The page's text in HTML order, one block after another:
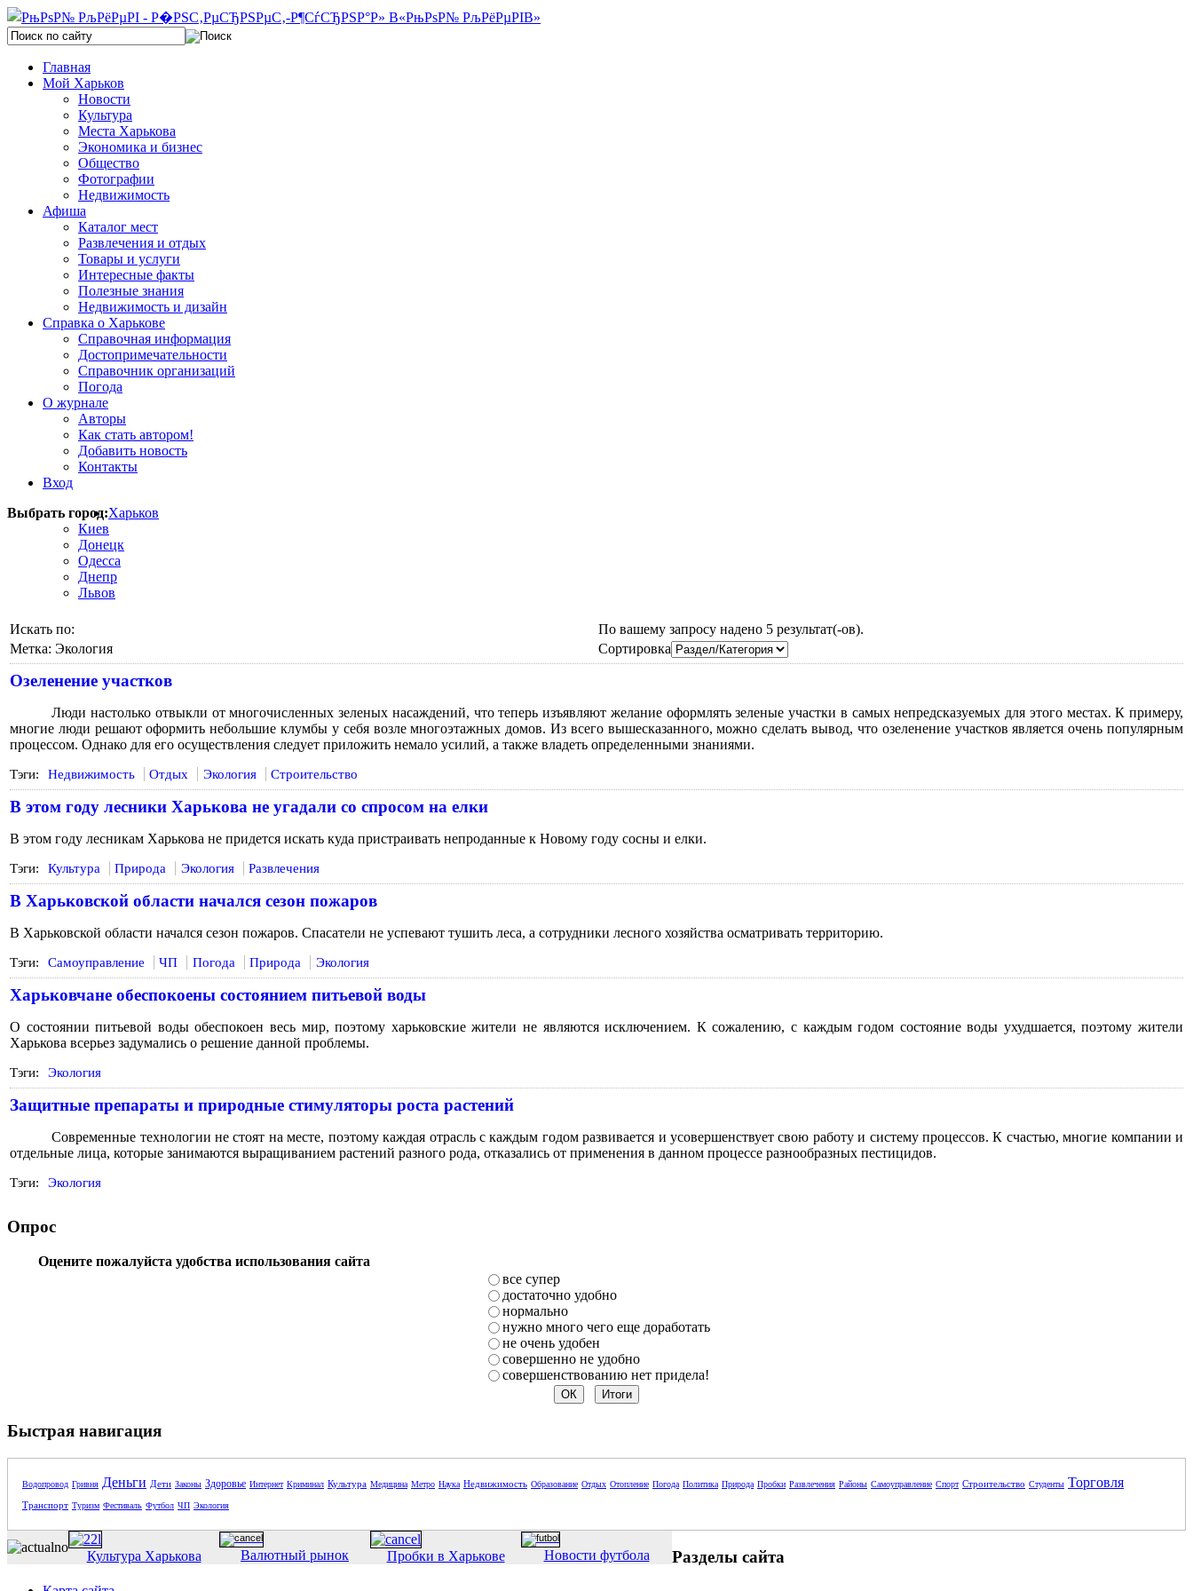
Главная
Мой Харьков
Новости
Культура
Места Харькова
Экономика и бизнес
Общество
Фотографии
Недвижимость
Афиша
Каталог мест
Развлечения и отдых
Товары и услуги
Интересные факты
Полезные знания
Недвижимость и дизайн
Справка о Харькове
Справочная информация
Достопримечательности
Справочник организаций
Погода
О журнале
Авторы
Как стать автором!
Добавить новость
Контакты
Вход
Выбрать город:Харьков
Киев
Донецк
Одесса
Днепр
Львов
Искать по:
По вашему запросу надено 5 результат(-ов).
Метка: Экология Сортировка
Озеленение участков
Люди настолько отвыкли от многочисленных зеленых насаждений, что теперь изъявляют желание оформлять зеленые участки в самых непредсказуемых для этого местах. К примеру,
многие люди решают оформить небольшие клумбы у себя возле многоэтажных домов. Из всего вышесказанного, можно сделать вывод, что озеленение участков является очень популярным
процессом. Однако для его осуществления следует приложить немало усилий, а также владеть определенными знаниями.
Тэги: Недвижимость Отдых Экология Строительство
В этом году лесники Харькова не угадали со спросом на елки
В этом году лесникам Харькова не придется искать куда пристраивать непроданные к Новому году сосны и елки.
Тэги: Культура Природа Экология Развлечения
В Харьковской области начался сезон пожаров
В Харьковской области начался сезон пожаров. Спасатели не успевают тушить леса, а сотрудники лесного хозяйства осматривать территорию.
Тэги: Самоуправление ЧП Погода Природа Экология
Харьковчане обеспокоены состоянием питьевой воды
О состоянии питьевой воды обеспокоен весь мир, поэтому харьковские жители не являются исключением. К сожалению, с каждым годом состояние воды ухудшается, поэтому жители
Харькова всерьез задумались о решение данной проблемы.
Тэги: Экология
Защитные препараты и природные стимуляторы роста растений
Современные технологии не стоят на месте, поэтому каждая отрасль с каждым годом развивается и усовершенствует свою работу и систему процессов. К счастью, многие компании и
отдельные лица, которые занимаются выращиванием растений разного рода, отказались от применения в данном процессе разнообразных пестицидов.
Тэги: Экология
Опрос
Оцените пожалуйста удобства использования сайта
все супер
достаточно удобно
нормально
нужно много чего еще доработать
не очень удобен
совершенно не удобно
совершенствованию нет придела!
Быстрая навигация
Водопровод Гривня Деньги Дети Законы Здоровье Интернет Криминал Культура Медицина Метро Наука Недвижимость Образование Отдых Отопление Погода Политика Природа Пробки Развлечения Районы Самоуправление Спорт Строительство Студенты Торговля
Транспорт Туризм Фестиваль Футбол ЧП Экология
Культура Харькова Валютный рынок Пробки в Харькове Новости футбола Разделы сайта